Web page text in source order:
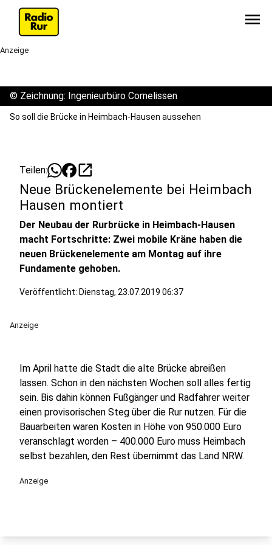
menu
Anzeige
© Zeichnung: Ingenieurbüro Cornelissen
So soll die Brücke in Heimbach-Hausen aussehen
Teilen: open_in_new
Neue Brückenelemente bei Heimbach
Hausen montiert
Der Neubau der Rurbrücke in Heimbach-Hausen
macht Fortschritte: Zwei mobile Kräne haben die
neuen Brückenelemente am Montag auf ihre
Fundamente gehoben.
Veröffentlicht: Dienstag, 23.07.2019 06:37
Anzeige
Im April hatte die Stadt die alte Brücke abreißen
lassen. Schon in den nächsten Wochen soll alles fertig
sein. Bis dahin können Fußgänger und Radfahrer weiter
einen provisorischen Steg über die Rur nutzen. Für die
Bauarbeiten waren Kosten in Höhe von 950.000 Euro
veranschlagt worden – 400.000 Euro muss Heimbach
selbst bezahlen, den Rest übernimmt das Land NRW.
Anzeige